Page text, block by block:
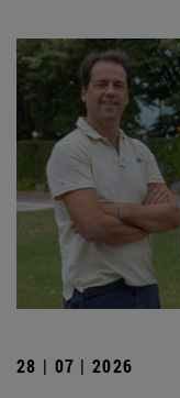
28 | 07 | 2026